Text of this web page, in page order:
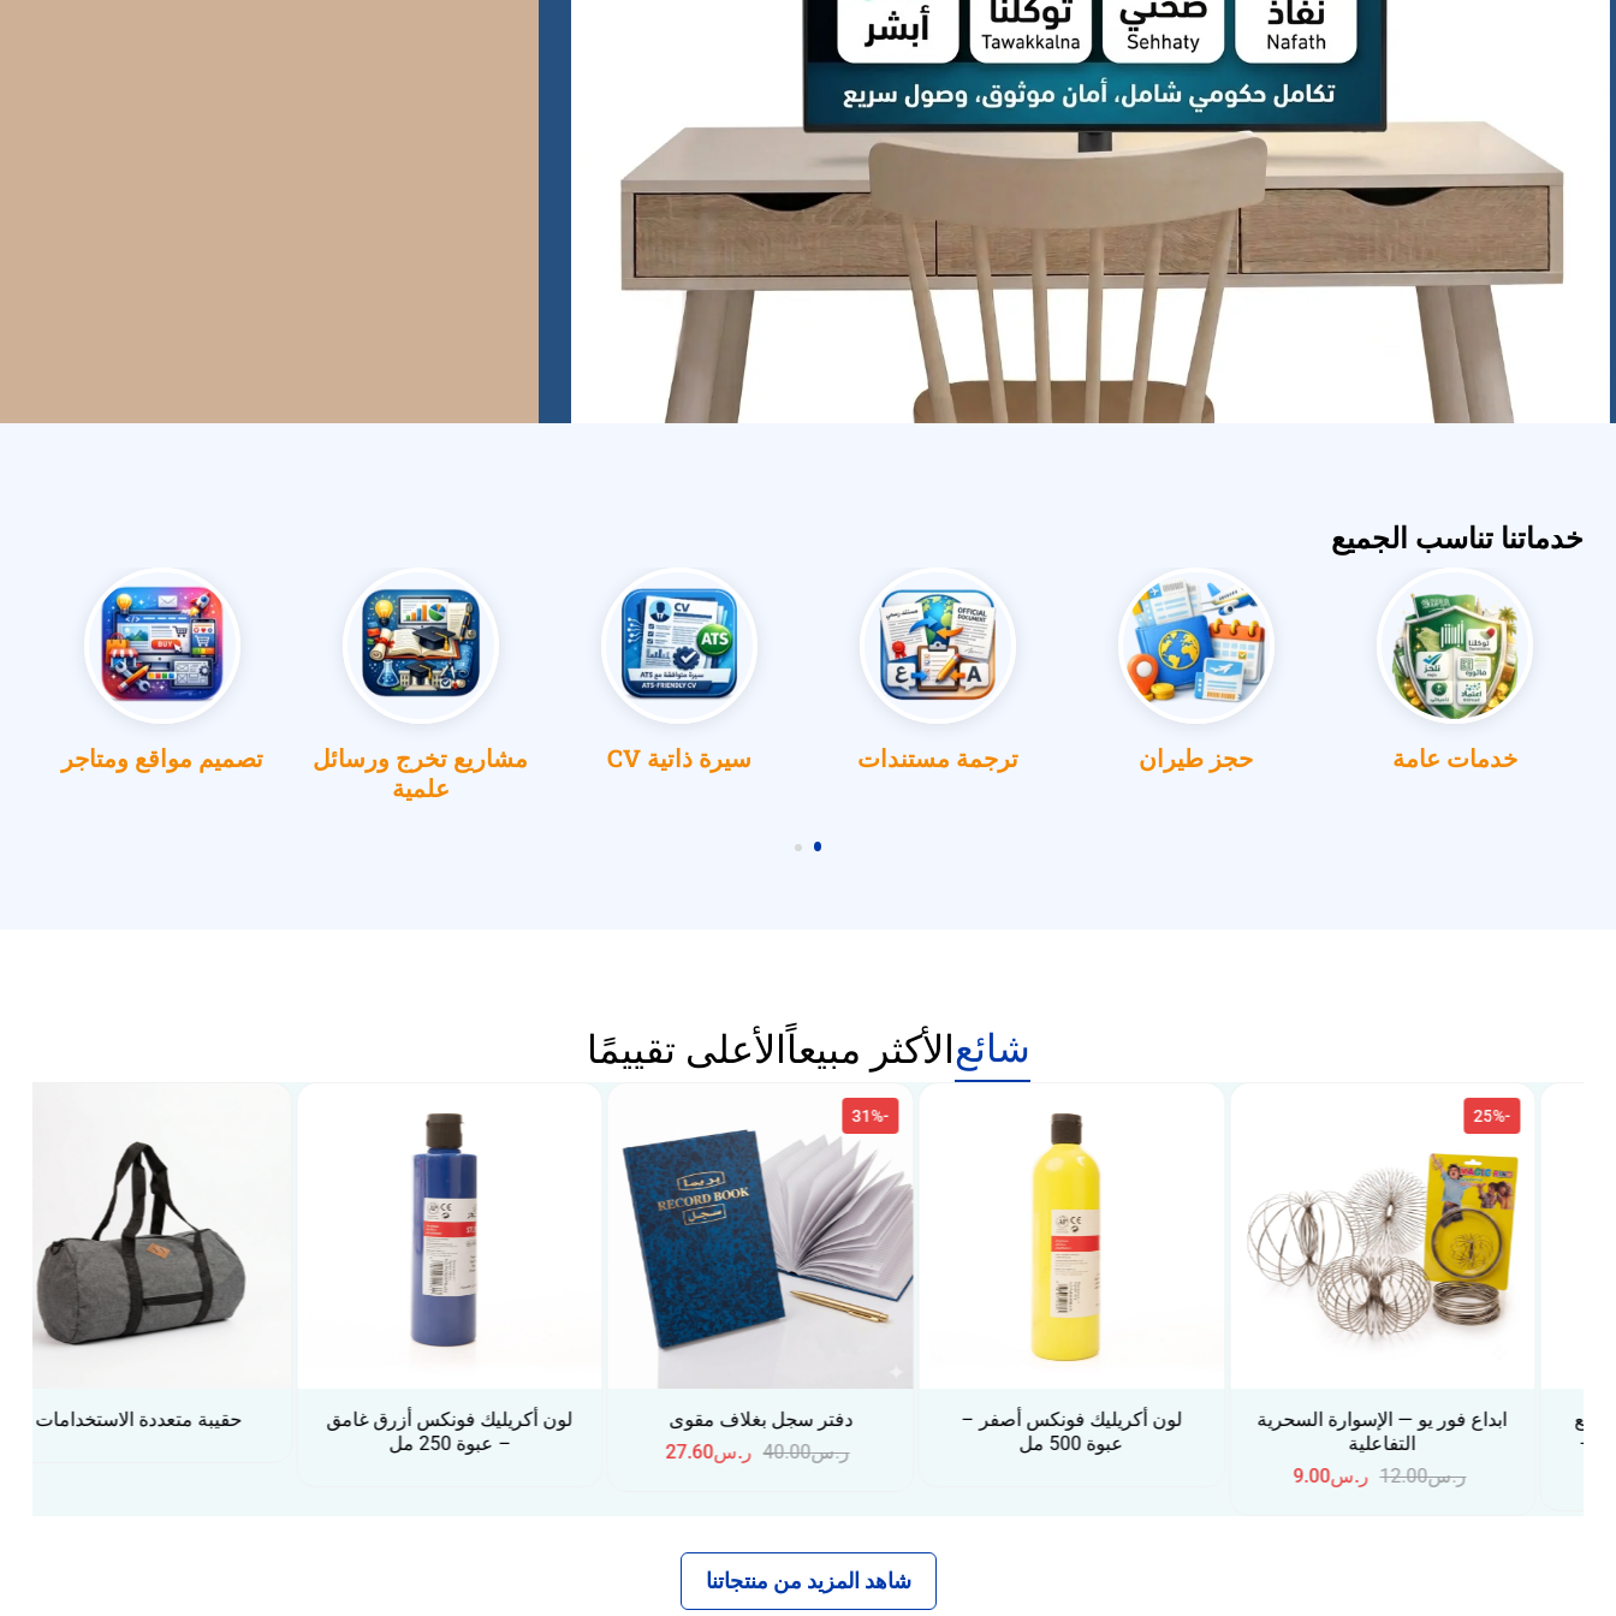
خدماتنا تناسب الجميع
خدمات عامة حجز طيران ترجمة مستندات سيرة ذاتية CV
مشاريع تخرج ورسائل
علمية
تصميم مواقع ومتاجر
شائعالأكثر مبيعاًالأعلى تقييمًا
ابداع فور يو — الإسوارة السحرية
12.00 ر.س9.00
لون أكريليك فونكس أصفر –
دفتر سجل بغلاف مقوى
40.00 ر.س27.60
لون أكريليك فونكس أزرق غامق
حقيبة متعددة الاستخدامات
شاهد المزيد من منتجاتنا